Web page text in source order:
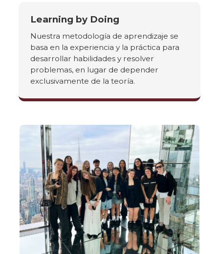
Learning by Doing
Nuestra metodología de aprendizaje se
basa en la experiencia y la práctica para
desarrollar habilidades y resolver
problemas, en lugar de depender
exclusivamente de la teoría.